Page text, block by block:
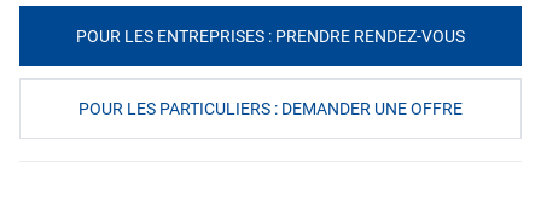
POUR LES ENTREPRISES : PRENDRE RENDEZ-VOUS
POUR LES PARTICULIERS : DEMANDER UNE OFFRE